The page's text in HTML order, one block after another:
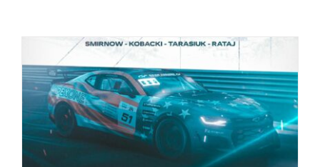
PETRONAS Syntium 24H Eifel
Bez kategorii